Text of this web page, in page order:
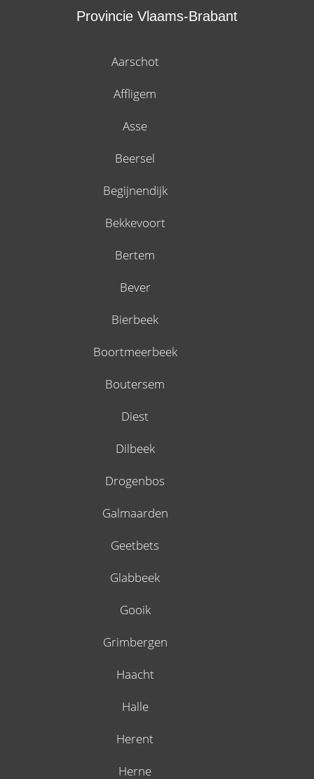
Provincie Vlaams-Brabant
Aarschot
Affligem
Asse
Beersel
Begijnendijk
Bekkevoort
Bertem
Bever
Bierbeek
Boortmeerbeek
Boutersem
Diest
Dilbeek
Drogenbos
Galmaarden
Geetbets
Glabbeek
Gooik
Grimbergen
Haacht
Halle
Herent
Herne